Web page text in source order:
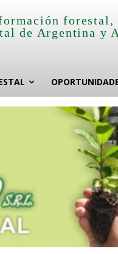
de Argentina y